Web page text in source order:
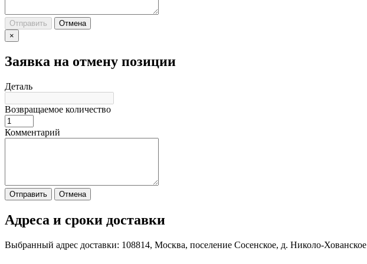
Отправить
Отмена
×
Заявка на отмену позиции
Деталь
Возвращаемое количество
Комментарий
Отправить Отмена
Адреса и сроки доставки
Выбранный адрес доставки: 108814, Москва, поселение Сосенское, д. Николо-Хованское